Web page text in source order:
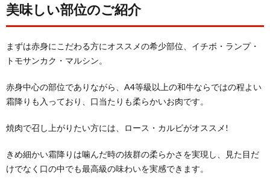
美味しい部位のご紹介
まずは赤身にこだわる方にオススメの希少部位、イチボ・ランプ・
トモサンカク・マルシン。
赤身中心の部位でありながら、A4等級以上の和牛ならではの程よい
霜降りも入っており、口当たりも柔らかいお肉です。
焼肉で召し上がりたい方には、ロース・カルビがオススメ!
きめ細かい霜降りは噛んだ時の抜群の柔らかさを実現し、見た目だ
けでなく口の中でも最高級の味わいを実感できます。